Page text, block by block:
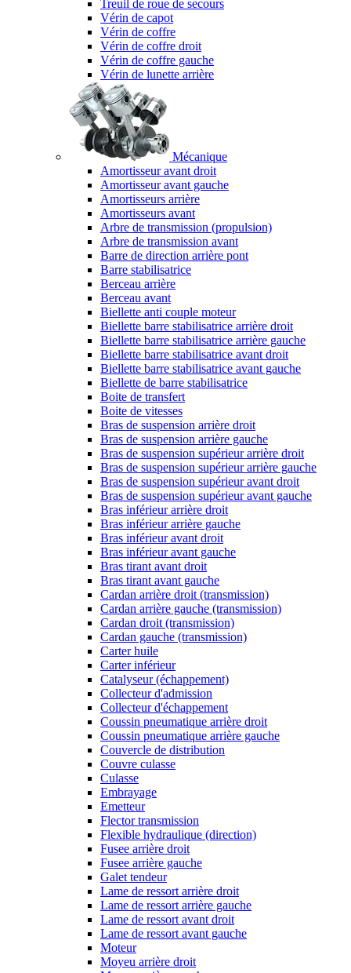
Treuil de roue de secours
Vérin de capot
Vérin de coffre
Vérin de coffre droit
Vérin de coffre gauche
Vérin de lunette arrière
Mécanique
Amortisseur avant droit
Amortisseur avant gauche
Amortisseurs arrière
Amortisseurs avant
Arbre de transmission (propulsion)
Arbre de transmission avant
Barre de direction arrière pont
Barre stabilisatrice
Berceau arrière
Berceau avant
Biellette anti couple moteur
Biellette barre stabilisatrice arrière droit
Biellette barre stabilisatrice arrière gauche
Biellette barre stabilisatrice avant droit
Biellette barre stabilisatrice avant gauche
Biellette de barre stabilisatrice
Boite de transfert
Boite de vitesses
Bras de suspension arrière droit
Bras de suspension arrière gauche
Bras de suspension supérieur arrière droit
Bras de suspension supérieur arrière gauche
Bras de suspension supérieur avant droit
Bras de suspension supérieur avant gauche
Bras inférieur arrière droit
Bras inférieur arrière gauche
Bras inférieur avant droit
Bras inférieur avant gauche
Bras tirant avant droit
Bras tirant avant gauche
Cardan arrière droit (transmission)
Cardan arrière gauche (transmission)
Cardan droit (transmission)
Cardan gauche (transmission)
Carter huile
Carter inférieur
Catalyseur (échappement)
Collecteur d'admission
Collecteur d'échappement
Coussin pneumatique arrière droit
Coussin pneumatique arrière gauche
Couvercle de distribution
Couvre culasse
Culasse
Embrayage
Emetteur
Flector transmission
Flexible hydraulique (direction)
Fusee arrière droit
Fusee arrière gauche
Galet tendeur
Lame de ressort arrière droit
Lame de ressort arrière gauche
Lame de ressort avant droit
Lame de ressort avant gauche
Moteur
Moyeu arrière droit